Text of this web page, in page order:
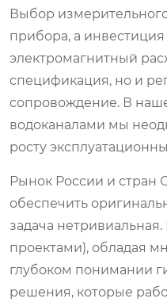
Выбор
прибора, а инвестиция
электромагнитный
спецификация, но и
сопровождение. В
водоканалами мы
росту
Рынок России и стран
обеспечить
задача
проектами), обладая
глубоком понимании
решения, которые